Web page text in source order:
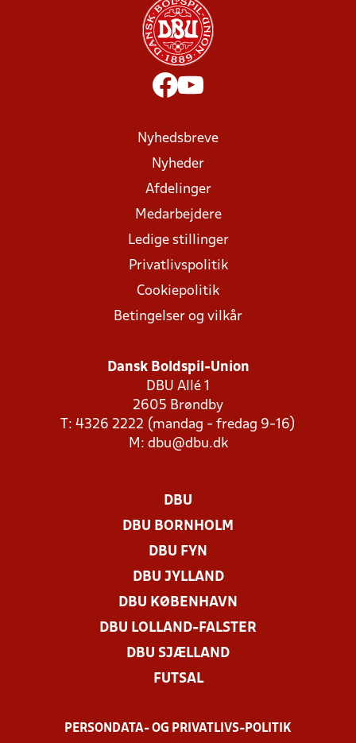
Nyhedsbreve
Nyheder
Afdelinger
Medarbejdere
Ledige stillinger
Privatlivspolitik
Cookiepolitik
Betingelser og vilkår
Dansk Boldspil-Union
DBU Allé 1
2605 Brøndby
T: 4326 2222 (mandag - fredag 9-16)
M: dbu@dbu.dk
DBU
DBU BORNHOLM
DBU FYN
DBU JYLLAND
DBU KØBENHAVN
DBU LOLLAND-FALSTER
DBU SJÆLLAND
FUTSAL
PERSONDATA- OG PRIVATLIVS-POLITIK